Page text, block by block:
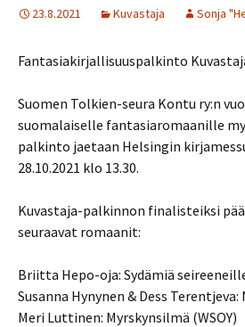
23.8.2021 Kuvastaja Sonja
Fantasiakirjallisuuspalkinto
Suomen Tolkien-seura Kontu ry:n
suomalaiselle fantasiaromaanille
palkinto jaetaan Helsingin
28.10.2021 klo 13.30.
Kuvastaja-palkinnon finalisteiksi
seuraavat romaanit:
Briitta Hepo-oja: Sydämiä
Susanna Hynynen & Dess
Meri Luttinen: Myrskynsilmä (WSOY)